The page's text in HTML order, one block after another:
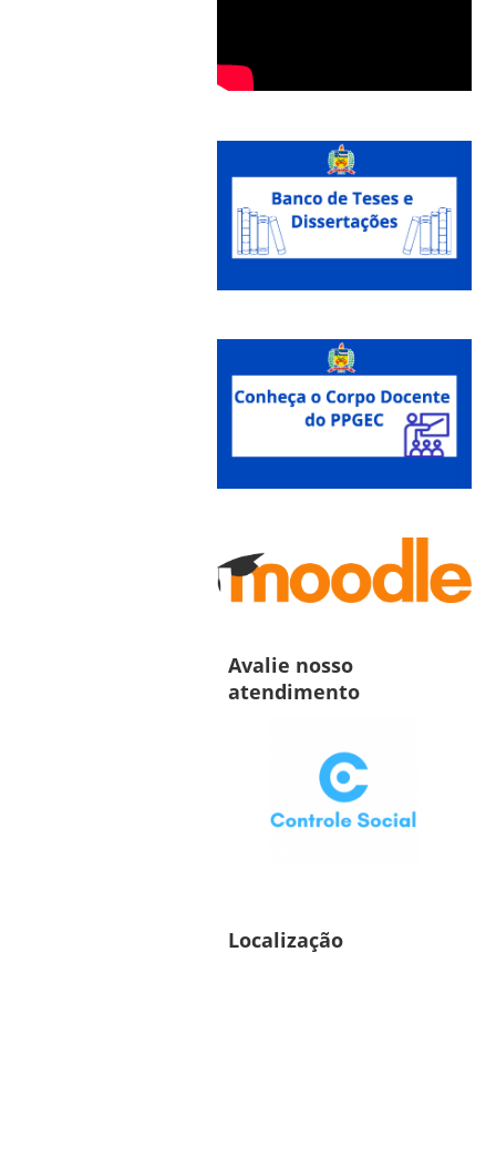
Avalie nosso
atendimento
Localização